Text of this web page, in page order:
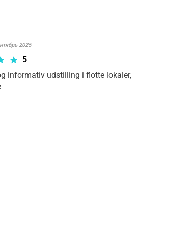
2025
5
informativ udstilling i flotte lokaler,